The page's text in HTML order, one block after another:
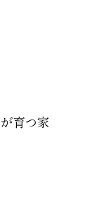
育つ家